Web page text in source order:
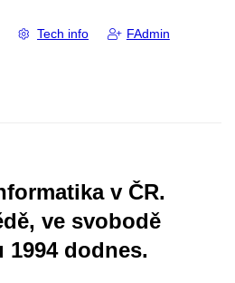
Tech info FAdmin
v ČR.
ve svobodě
1994 dodnes.